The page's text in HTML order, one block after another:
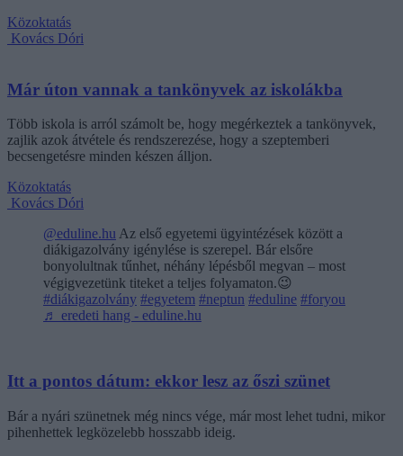
Közoktatás
Kovács Dóri
Már úton vannak a tankönyvek az iskolákba
Több iskola is arról számolt be, hogy megérkeztek a tankönyvek,
zajlik azok átvétele és rendszerezése, hogy a szeptemberi
becsengetésre minden készen álljon.
Közoktatás
Kovács Dóri
@eduline.hu Az első egyetemi ügyintézések között a
diákigazolvány igénylése is szerepel. Bár elsőre
bonyolultnak tűnhet, néhány lépésből megvan – most
végigvezetünk titeket a teljes folyamaton.😉
#diákigazolvány #egyetem #neptun #eduline #foryou
♬ eredeti hang - eduline.hu
Itt a pontos dátum: ekkor lesz az őszi szünet
Bár a nyári szünetnek még nincs vége, már most lehet tudni, mikor
pihenhettek legközelebb hosszabb ideig.